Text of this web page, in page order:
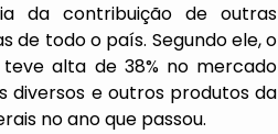
da contribuição de outras
de todo o país. Segundo ele, o
alta de 38% no mercado
diversos e outros produtos da
no ano que passou.